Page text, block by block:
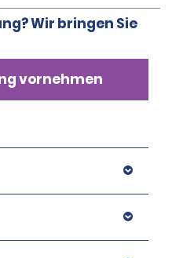
Wir bringen Sie
vornehmen